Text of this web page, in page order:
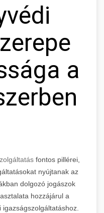
a
fontos pillérei,
nyújtanak az
dolgozó jogászok
hozzájárul a